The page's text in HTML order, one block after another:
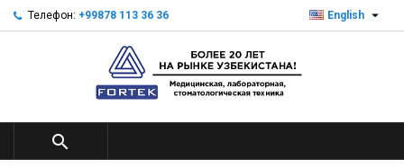
Телефон: +99878 113 36 36 English 
